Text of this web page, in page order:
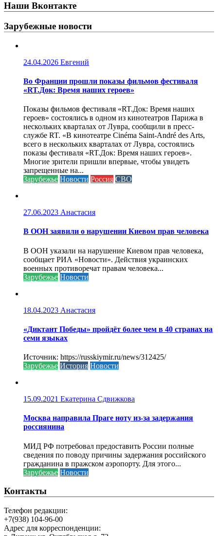
Наши Вконтакте
Зарубежные новости
24.04.2026 Евгений
Во Франции прошли показы фильмов фестиваля
«RT.Док: Время наших героев»
Показы фильмов фестиваля «RT.Док: Время наших
героев» состоялись в одном из кинотеатров Парижа в
нескольких кварталах от Лувра, сообщили в пресс-
службе RT. «В кинотеатре Cinéma Saint-André des Arts,
всего в нескольких кварталах от Лувра, состоялись
показы фестиваля «RT.Док: Время наших героев».
Многие зрители пришли впервые, чтобы увидеть
запрещенные на...
Зарубежье Новости Россия СВО
27.06.2023 Анастасия
В ООН заявили о нарушении Киевом прав человека
В ООН указали на нарушение Киевом прав человека,
сообщает РИА «Новости». Действия украинских
военных противоречат правам человека...
Зарубежье Новости
18.04.2023 Анастасия
«Диктант Победы» пройдёт более чем в 40 странах на
семи языках
Источник: https://russkiymir.ru/news/312425/
Зарубежье История Новости
15.09.2021 Екатерина Сдвижкова
Москва направила Праге ноту из-за задержания
россиянина
МИД РФ потребовал предоставить России полные
сведения по поводу причины задержания российского
гражданина в пражском аэропорту. Для этого...
Зарубежье Новости
Контакты
Телефон редакции:
+7(938) 104-96-00
Адрес для корреспонденции: